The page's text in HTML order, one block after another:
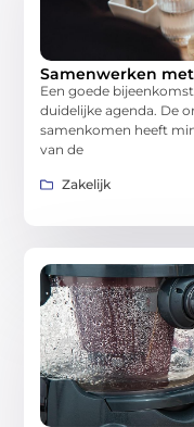
Samenwerken
Een goede
duidelijke agenda. De
samenkomen heeft
van de
Zakelijk